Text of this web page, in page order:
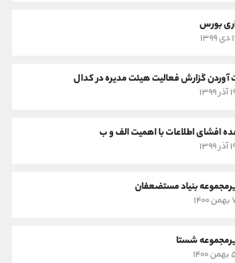
بورس
گزارش فعالیت هیئت مدیره در کدال
افشای اطلاعات با اهمیت الف و ب
بنیاد مستضعفان
شستا